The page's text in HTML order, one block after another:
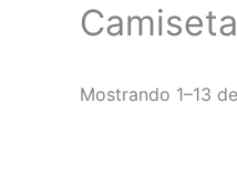
Mostrando 1–13